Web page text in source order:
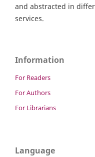
and abstracted in
services.
Information
For Readers
For Authors
For Librarians
Language